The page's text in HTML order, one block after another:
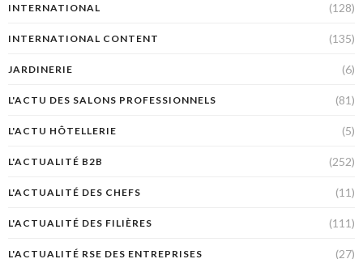
INTERNATIONAL (128)
INTERNATIONAL CONTENT (135)
JARDINERIE (6)
L'ACTU DES SALONS PROFESSIONNELS (81)
L'ACTU HÔTELLERIE (5)
L'ACTUALITÉ B2B (252)
L'ACTUALITÉ DES CHEFS (11)
L'ACTUALITÉ DES FILIÈRES (111)
L'ACTUALITÉ RSE DES ENTREPRISES (27)